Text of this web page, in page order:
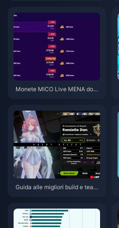
Monete MICO Live MENA dopo
Guida alle migliori build e team